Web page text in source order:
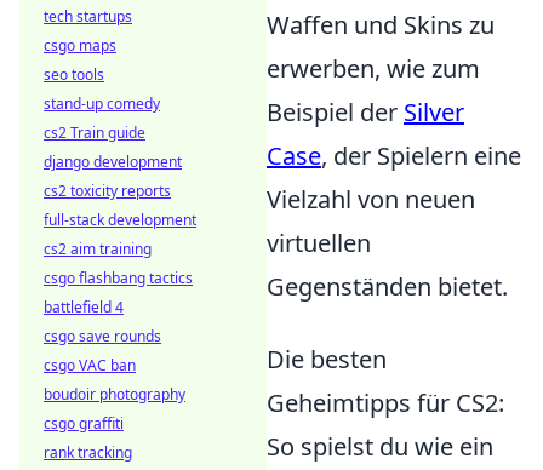
Waffen und Skins zu
erwerben, wie zum
Beispiel der Silver
Case, der Spielern eine
Vielzahl von neuen
virtuellen
Gegenständen bietet.
Die besten
Geheimtipps für CS2:
So spielst du wie ein
tech startups
csgo maps
seo tools
stand-up comedy
cs2 Train guide
django development
cs2 toxicity reports
full-stack development
cs2 aim training
csgo flashbang tactics
battlefield 4
csgo save rounds
csgo VAC ban
boudoir photography
csgo graffiti
rank tracking